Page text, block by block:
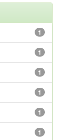
1
1
1
1
1
1